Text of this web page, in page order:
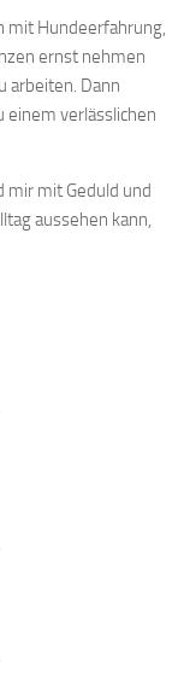
mit Hundeerfahrung,
ernst nehmen
arbeiten. Dann
einem verlässlichen
mir mit Geduld und
aussehen kann,